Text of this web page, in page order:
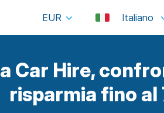
EUR Italiano
Car Hire,
risparmia fino al